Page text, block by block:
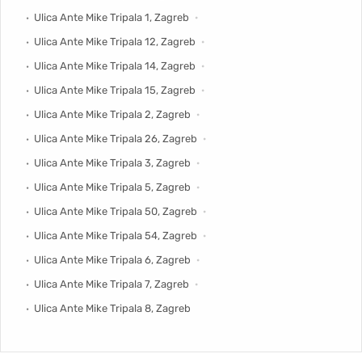
Ulica Ante Mike Tripala 1, Zagreb
Ulica Ante Mike Tripala 12, Zagreb
Ulica Ante Mike Tripala 14, Zagreb
Ulica Ante Mike Tripala 15, Zagreb
Ulica Ante Mike Tripala 2, Zagreb
Ulica Ante Mike Tripala 26, Zagreb
Ulica Ante Mike Tripala 3, Zagreb
Ulica Ante Mike Tripala 5, Zagreb
Ulica Ante Mike Tripala 50, Zagreb
Ulica Ante Mike Tripala 54, Zagreb
Ulica Ante Mike Tripala 6, Zagreb
Ulica Ante Mike Tripala 7, Zagreb
Ulica Ante Mike Tripala 8, Zagreb